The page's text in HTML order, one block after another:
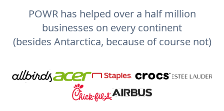
POWR has helped over a half million
businesses on every continent
(besides Antarctica, because of course not)